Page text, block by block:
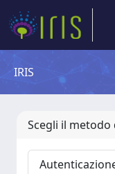
IRIS
Scegli il